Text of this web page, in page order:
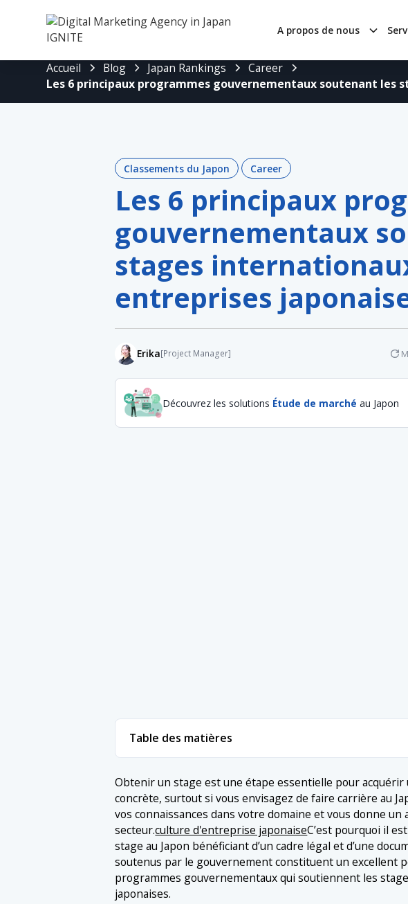
A propos de nous
Accueil
Blog Japan Rankings
Career
Les 6 principaux programmes gouvernementaux soutenant les
Classements du Japon Career
Les 6 principaux
gouvernementaux
stages
entreprises
Erika[Project Manager]
Découvrez les solutions Étude de marché au Japon
Table des matières
1.1 1. Programme de stages METI Japon
1.2 2. Programme de stage pour talents étrangers
1.3 3. Programme de formation des stagiaires techniques
1.4 4. Vulcanus au Japon
1.5 5. Formation technique de la JICA
2. Conclusion
Obtenir un stage est une étape essentielle pour
concrète, surtout si vous envisagez de faire carrière au
vos connaissances dans votre domaine et vous donne
secteur.culture d'entreprise japonaiseC’est pourquoi il
stage au Japon bénéficiant d’un cadre légal et d’une
soutenus par le gouvernement constituent un excellent
programmes gouvernementaux qui soutiennent les
japonaises.